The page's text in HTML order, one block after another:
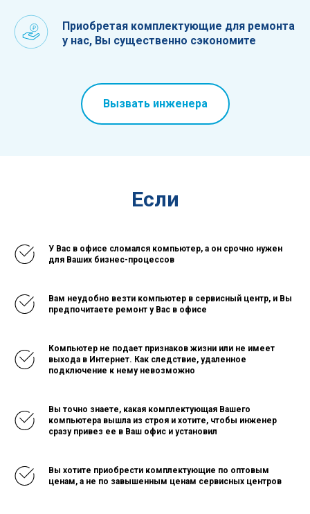
Приобретая комплектующие для ремонта
у нас, Вы существенно сэкономите
Вызвать инженера
Если
У Вас в офисе сломался компьютер, а он срочно нужен
для Ваших бизнес-процессов
Вам неудобно везти компьютер в сервисный центр, и Вы
предпочитаете ремонт у Вас в офисе
Компьютер не подает признаков жизни или не имеет
выхода в Интернет. Как следствие, удаленное
подключение к нему невозможно
Вы точно знаете, какая комплектующая Вашего
компьютера вышла из строя и хотите, чтобы инженер
сразу привез ее в Ваш офис и установил
Вы хотите приобрести комплектующие по оптовым
ценам, а не по завышенным ценам сервисных центров